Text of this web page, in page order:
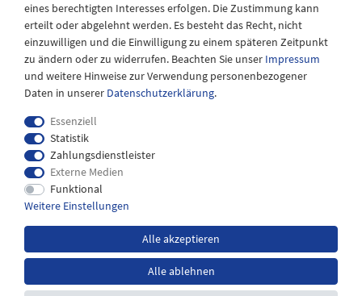
Impressum
Widerrufs­recht
Versandkosten
eines berechtigten Interesses erfolgen. Die Zustimmung kann
erteilt oder abgelehnt werden. Es besteht das Recht, nicht
einzuwilligen und die Einwilligung zu einem späteren Zeitpunkt
zu ändern oder zu widerrufen. Beachten Sie unser Impressum
und weitere Hinweise zur Verwendung personenbezogener
Daten in unserer Daten­schutz­erklärung.
Essenziell
Statistik
Zahlungsdienstleister
Externe Medien
Funktional
Weitere Einstellungen
Alle akzeptieren
Alle ablehnen